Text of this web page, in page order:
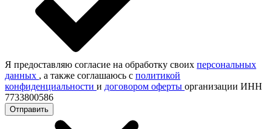
Я предоставляю согласие на обработку своих персональных
данных , а также соглашаюсь с политикой
конфиденциальности и договором оферты организации ИНН
7733800586
Отправить